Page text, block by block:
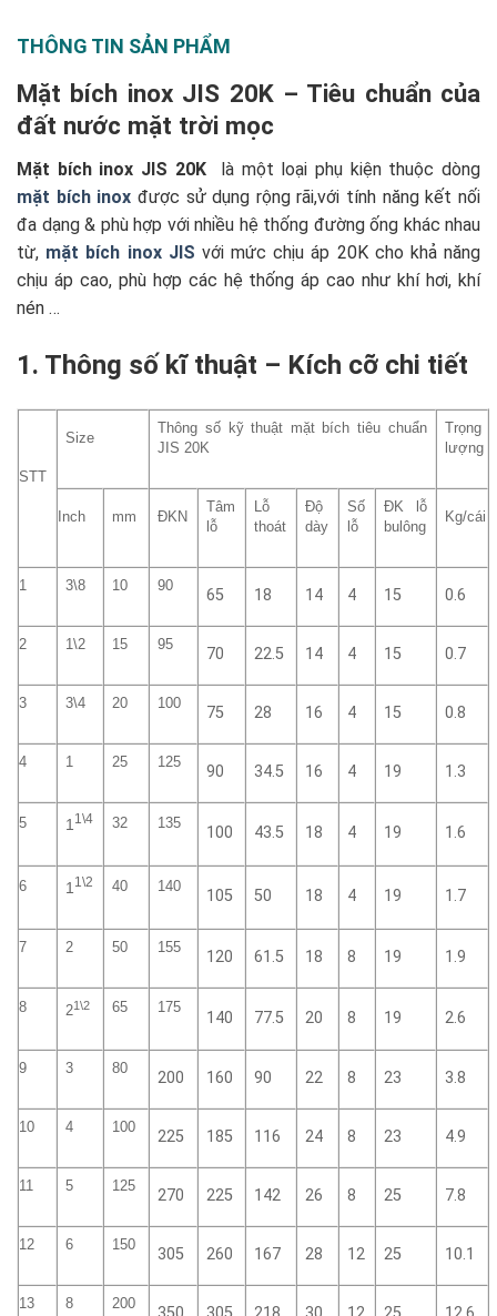
THÔNG TIN SẢN PHẨM
Mặt bích inox JIS 20K – Tiêu chuẩn của
đất nước mặt trời mọc
Mặt bích inox JIS 20Klà một loại phụ kiện thuộc dòng
mặt bích inox được sử dụng rộng rãi,với tính năng kết nối
đa dạng & phù hợp với nhiều hệ thống đường ống khác nhau
từ, mặt bích inox JIS với mức chịu áp 20K cho khả năng
chịu áp cao, phù hợp các hệ thống áp cao như khí hơi, khí
nén …
1. Thông số kĩ thuật – Kích cỡ chi tiết
STT
Size
Thông số kỹ thuật mặt bích tiêu chuẩn
JIS 20K
Trọng
lượng
Inch mm ĐKN
Tâm
lỗ
Lỗ
thoát
Độ
dày
Số
lỗ
ĐK lỗ
bulông
Kg/cái
1 3\8 10 90
65 18 14 4 15 0.6
2 1\2 15 95
70 22.5 14 4 15 0.7
3 3\4 20 100
75 28 16 4 15 0.8
4 1 25 125
90 34.5 16 4 19 1.3
5 1 1\4 32 135
100 43.5 18 4 19 1.6
6 1 1\2 40 140
105 50 18 4 19 1.7
7 2 50 155
120 61.5 18 8 19 1.9
8 21\2 65 175
140 77.5 20 8 19 2.6
9 3 80
200 160 90 22 8 23 3.8
10 4 100
225 185 116 24 8 23 4.9
11 5 125
270 225 142 26 8 25 7.8
12 6 150
305 260 167 28 12 25 10.1
13 8 200